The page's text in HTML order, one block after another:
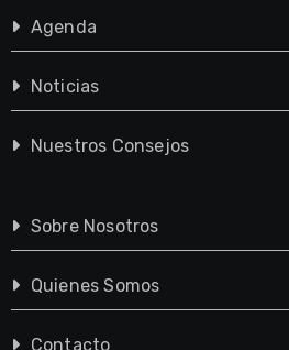
Agenda
Noticias
Nuestros Consejos
Sobre Nosotros
Quienes Somos
Contacto